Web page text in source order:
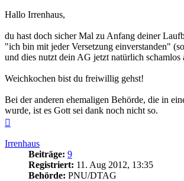
Hallo Irrenhaus,
du hast doch sicher Mal zu Anfang deiner
"ich bin mit jeder Versetzung einverstanden"
und dies nutzt dein AG jetzt natürlich schamlos
Weichkochen bist du freiwillig gehst!
Bei der anderen ehemaligen Behörde, die in
wurde, ist es Gott sei dank noch nicht so.
Irrenhaus
Beiträge: 9
Registriert: 11. Aug 2012, 13:35
Behörde: PNU/DTAG